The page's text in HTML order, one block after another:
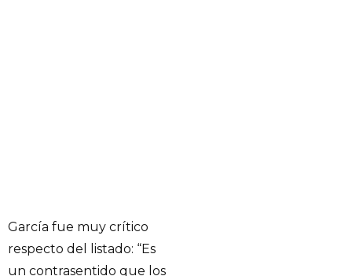
García fue muy crítico
respecto del listado: “Es
un contrasentido que los